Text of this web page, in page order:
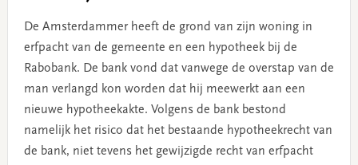
De Amsterdammer heeft de grond van zijn woning in
erfpacht van de gemeente en een hypotheek bij de
Rabobank. De bank vond dat vanwege de overstap van de
man verlangd kon worden dat hij meewerkt aan een
nieuwe hypotheekakte. Volgens de bank bestond
namelijk het risico dat het bestaande hypotheekrecht van
de bank, niet tevens het gewijzigde recht van erfpacht